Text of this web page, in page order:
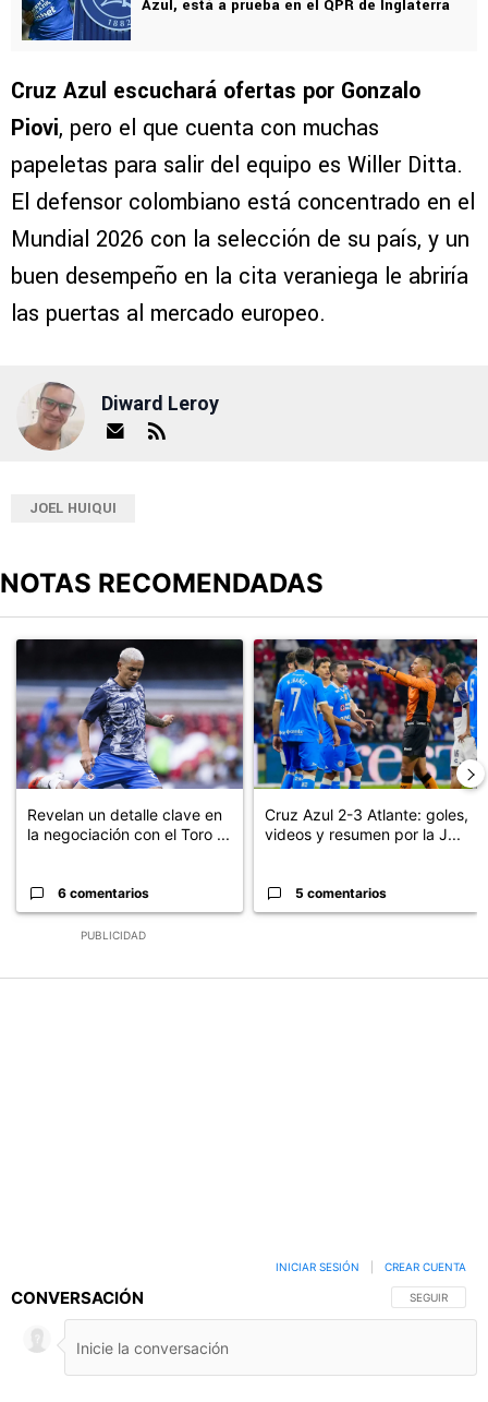
Azul, está a prueba en el QPR de Inglaterra
Cruz Azul escuchará ofertas por Gonzalo
Piovi, pero el que cuenta con muchas
papeletas para salir del equipo es Willer Ditta.
El defensor colombiano está concentrado en el
Mundial 2026 con la selección de su país, y un
buen desempeño en la cita veraniega le abriría
las puertas al mercado europeo.
Diward Leroy
JOEL HUIQUI
NOTAS RECOMENDADAS
PUBLICIDAD
Un artículo de tendencia con el título "Revelan un detalle clave
Revelan un detalle clave en
la negociación con el Toro ...
6 comentarios
Un artículo de tendencia con el
Cruz Azul 2-3 Atlante: goles,
videos y resumen por la J...
5 comentarios
CONVERSACIÓN SIGA ESTA
SEGUIR
INICIAR SESIÓN CREAR CUENTA